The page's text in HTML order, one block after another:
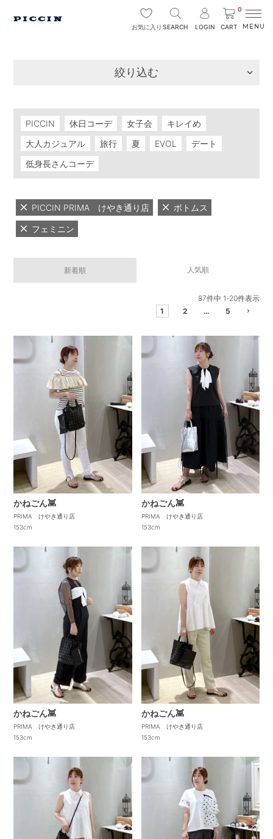
お気に入り SEARCH LOGIN
0
CART
絞り込む
PICCIN 休日コーデ 女子会
キレイめ
大人カジュアル
旅行 夏 EVOL
デート
低身長さんコーデ
PICCIN PRIMA けやき通り店 ボトムス
フェミニン
新着順 人気順
87件中 1-20件表示
1
2 … 5
かねごん👾
PRIMA けやき通り店
153cm
かねごん👾
PRIMA けやき通り店
153cm
かねごん👾
PRIMA けやき通り店
153cm
かねごん👾
PRIMA けやき通り店
153cm